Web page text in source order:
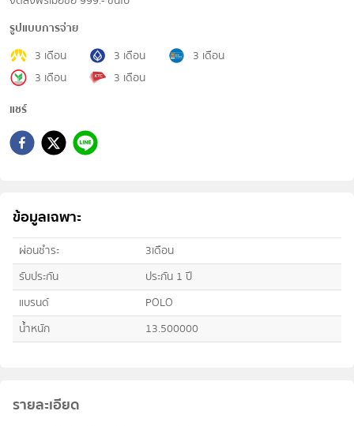
รูปแบบการจ่าย
3 เดือน
3 เดือน
3 เดือน
3 เดือน
3 เดือน
แชร์
ข้อมูลเฉพาะ
ผ่อนชำระ
3เดือน
รับประกัน
ประกัน 1 ปี
แบรนด์
POLO
น้ำหนัก
13.500000
รายละเอียด